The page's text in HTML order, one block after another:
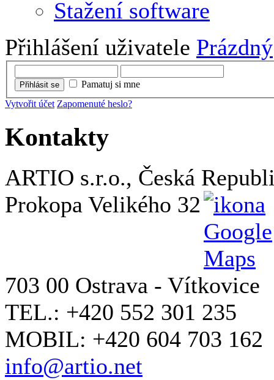
Stažení software
Přihlášení uživatele Prázdný
Přihlásit se
Pamatuj si mne
Vytvořit účet Zapomenuté heslo?
Kontakty
ARTIO s.r.o., Česká
Prokopa Velikého 32
703 00 Ostrava - Vítkovice
TEL.: +420 552 301 235
MOBIL: +420 604 703 162
info@artio.net